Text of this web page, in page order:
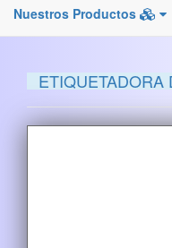
Nuestros Productos